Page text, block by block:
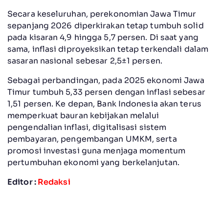
Secara keseluruhan, perekonomian Jawa Timur
sepanjang 2026 diperkirakan tetap tumbuh solid
pada kisaran 4,9 hingga 5,7 persen. Di saat yang
sama, inflasi diproyeksikan tetap terkendali dalam
sasaran nasional sebesar 2,5±1 persen.
Sebagai perbandingan, pada 2025 ekonomi Jawa
Timur tumbuh 5,33 persen dengan inflasi sebesar
1,51 persen. Ke depan, Bank Indonesia akan terus
memperkuat bauran kebijakan melalui
pengendalian inflasi, digitalisasi sistem
pembayaran, pengembangan UMKM, serta
promosi investasi guna menjaga momentum
pertumbuhan ekonomi yang berkelanjutan.
Editor :Redaksi